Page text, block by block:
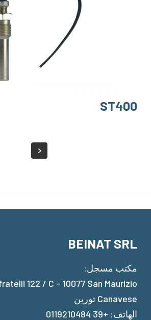
ST400
BEINAT SRL
مكتب مسجل:
122 / C – 10077 San Maurizio
Canavese تورين
الهاتف: +39 0119210484